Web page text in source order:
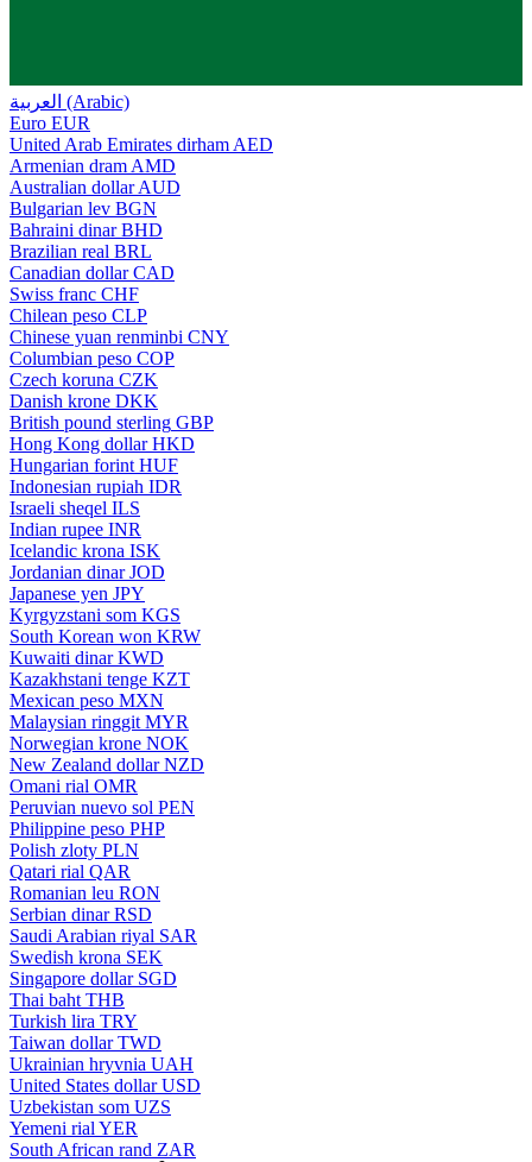
العربية (Arabic)
Euro EUR
United Arab Emirates dirham AED
Armenian dram AMD
Australian dollar AUD
Bulgarian lev BGN
Bahraini dinar BHD
Brazilian real BRL
Canadian dollar CAD
Swiss franc CHF
Chilean peso CLP
Chinese yuan renminbi CNY
Columbian peso COP
Czech koruna CZK
Danish krone DKK
British pound sterling GBP
Hong Kong dollar HKD
Hungarian forint HUF
Indonesian rupiah IDR
Israeli sheqel ILS
Indian rupee INR
Icelandic krona ISK
Jordanian dinar JOD
Japanese yen JPY
Kyrgyzstani som KGS
South Korean won KRW
Kuwaiti dinar KWD
Kazakhstani tenge KZT
Mexican peso MXN
Malaysian ringgit MYR
Norwegian krone NOK
New Zealand dollar NZD
Omani rial OMR
Peruvian nuevo sol PEN
Philippine peso PHP
Polish zloty PLN
Qatari rial QAR
Romanian leu RON
Serbian dinar RSD
Saudi Arabian riyal SAR
Swedish krona SEK
Singapore dollar SGD
Thai baht THB
Turkish lira TRY
Taiwan dollar TWD
Ukrainian hryvnia UAH
United States dollar USD
Uzbekistan som UZS
Yemeni rial YER
South African rand ZAR